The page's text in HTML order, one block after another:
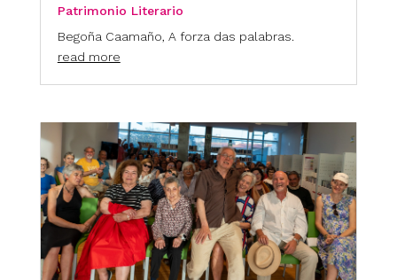
Patrimonio Literario
Begoña Caamaño, A forza das palabras.
read more